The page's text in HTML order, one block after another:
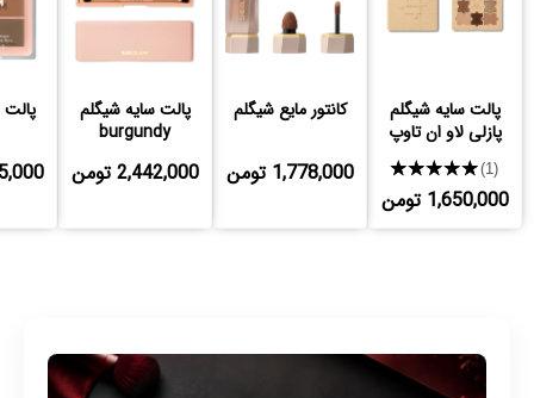
پالت سایه شیگلم
پازلی لاو ان تاوپ
★★★★★(1)
1,650,000 تومن
کانتور مایع شیگلم
1,778,000 تومن
پالت سایه شیگلم
burgundy
2,442,000 تومن